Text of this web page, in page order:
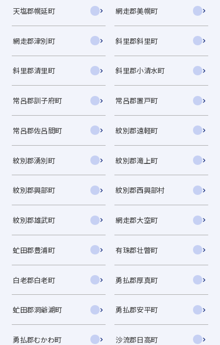
天塩郡幌延町 網走郡美幌町
網走郡津別町 斜里郡斜里町
斜里郡清里町 斜里郡小清水町
常呂郡訓子府町 常呂郡置戸町
常呂郡佐呂間町 紋別郡遠軽町
紋別郡湧別町 紋別郡滝上町
紋別郡興部町 紋別郡西興部村
紋別郡雄武町 網走郡大空町
虻田郡豊浦町 有珠郡壮瞥町
白老郡白老町 勇払郡厚真町
虻田郡洞爺湖町 勇払郡安平町
勇払郡むかわ町 沙流郡日高町